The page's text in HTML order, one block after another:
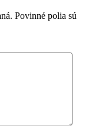
Povinné polia sú